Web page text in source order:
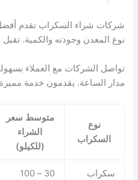
شركات شراء السكراب تقدم أفضل
نوع المعدن وجودته والكمية.
تواصل الشركات مع العملاء
مدار الساعة. يقدمون خدمة مميزة
نوع
السكراب
متوسط سعر
الشراء
(للكيلو)
سكراب
30 – 100